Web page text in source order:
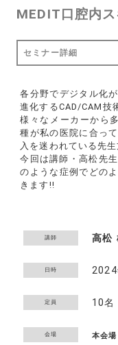
MEDIT口腔内
セミナー詳細
各分野でデジタル化
進化するCAD/CAM技
様々なメーカーから
種が私の医院に合っ
入を迷われている先
今回は講師・高松先
のような症例でどの
きます!!
講師 高松
日時
定員 10名
会場 本会場